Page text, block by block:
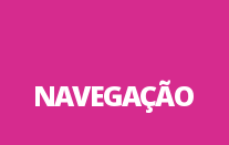
NAVEGAÇÃO